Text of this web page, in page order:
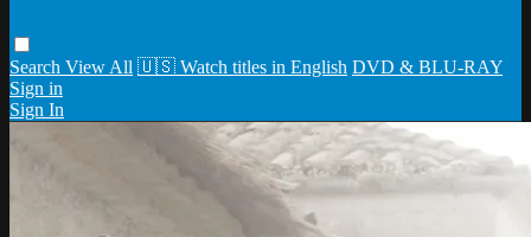
Search View All 🇺🇸 Watch titles in English DVD & BLU-RAY
Sign in
Sign In